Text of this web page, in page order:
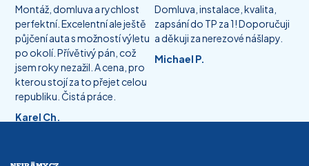
Montáž, domluva a rychlost
perfektní. Excelentní ale ještě
půjčení auta s možností výletu
po okolí. Přívětivý pán, což
jsem roky nezažil. A cena, pro
kterou stojí za to přejet celou
republiku. Čistá práce.
Karel Ch.
Domluva, instalace, kvalita,
zapsání do TP za 1! Doporučuji
a děkuji za nerezové nášlapy.
Michael P.